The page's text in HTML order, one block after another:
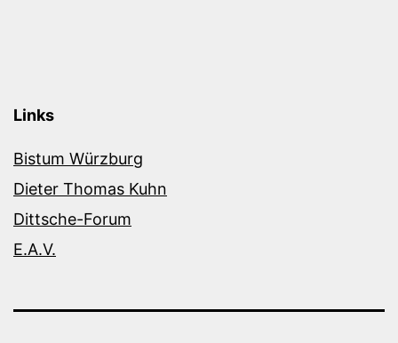
Links
Bistum Würzburg
Dieter Thomas Kuhn
Dittsche-Forum
E.A.V.